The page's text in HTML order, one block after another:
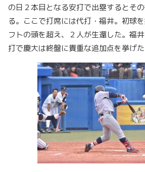
の日２本目となる安打で出塁するとそ
る。ここで打席には代打・福井。初球
フトの頭を超え、２人が生還した。福
打で慶大は終盤に貴重な追加点を挙げ